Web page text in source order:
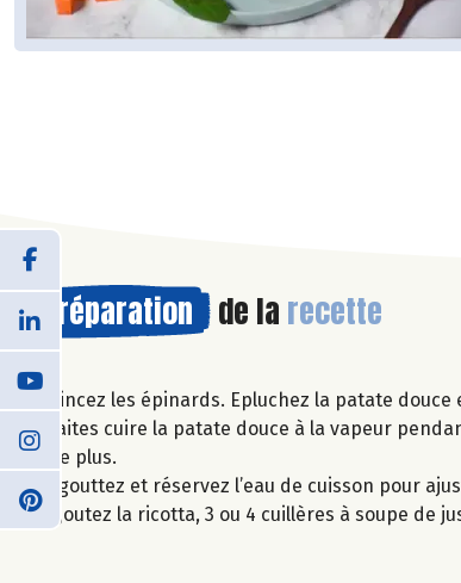
Préparation de la recette
Rincez les épinards. Epluchez la patate
Faites cuire la patate douce à la vapeur
de plus.
Egouttez et réservez l’eau de cuisson pour
Ajoutez la ricotta, 3 ou 4 cuillères à soupe de